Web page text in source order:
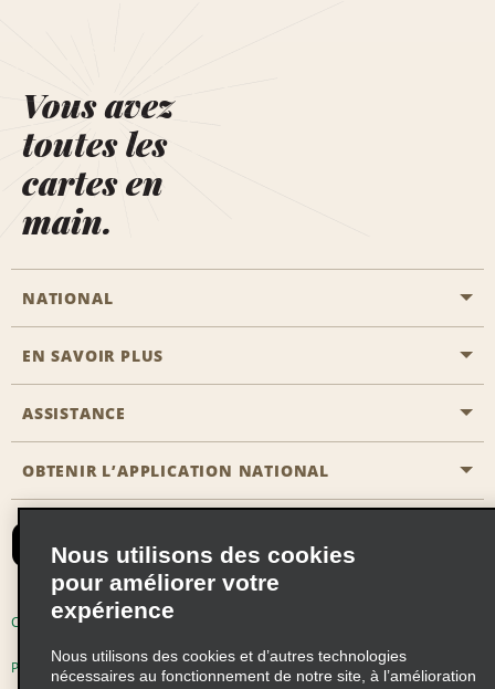
Vous avez
toutes les
cartes en
main.
NATIONAL
Passer une réservation
Solutions pour les professionnels
EN SAVOIR PLUS
Carrière
ASSISTANCE
Accessibilité
Nous contacter
Recevoir des offres par email
OBTENIR L’APPLICATION NATIONAL
Conditions d’utilisation
Politique d’utilisation des cookies
Nous utilisons des cookies
pour améliorer votre
expérience
Nous utilisons des cookies et d’autres technologies
nécessaires au fonctionnement de notre site, à l’amélioration